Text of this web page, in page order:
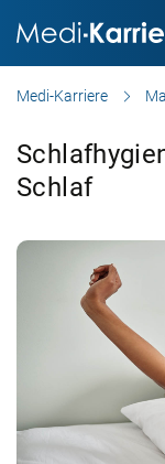
Medi-Karriere
Schlaf